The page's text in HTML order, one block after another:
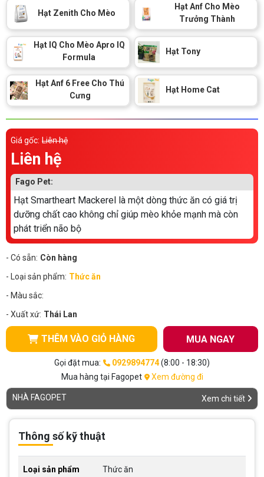
spa cho thú cưng
Thông tin về chó
Thông tin về mèo
CHÍNH SÁCH
Chính sách mua hàng Chính sách vận chuyển
Chính sách bảo hành Chính sách bảo mật
LIÊN HỆ
TỔNG ĐÀI TƯ VẤN
0929894774
Hạt Zenith Cho Mèo
Hạt Anf Cho Mèo
Trưởng Thành
Hạt IQ Cho Mèo Apro IQ
Formula
Hạt Tony
Hạt Anf 6 Free Cho Thú
Cưng
Hạt Home Cat
Giá gốc: Liên hệ
Liên hệ
Fago Pet:
Hạt Smartheart Mackerel là một dòng thức ăn có giá trị
dưỡng chất cao không chỉ giúp mèo khỏe mạnh mà còn
phát triển não bộ
- Có sẵn: Còn hàng
- Loại sản phẩm: Thức ăn
- Màu sắc:
- Xuất xứ: Thái Lan
THÊM VÀO GIỎ HÀNG MUA NGAY
Gọi đặt mua: 0929894774(8:00 - 18:30)
Mua hàng tại Fagopet
Xem đường đi
NHÀ FAGOPET Xem chi tiết
Thông số kỹ thuật
Loại sản phẩm Thức ăn